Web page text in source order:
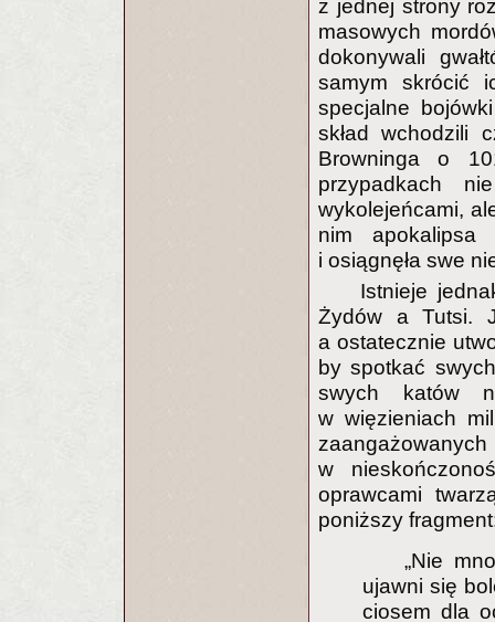
z jednej strony
masowych
dokonywali
samym skrócić
specjalne
skład wchodzili
Browninga o
przypadkach
wykolejeńcami,
nim apokalipsa
i osiągnęła swe
Istnieje
Żydów a Tutsi.
a ostatecznie
by spotkać
swych katów
w więzieniach
w
oprawcami
poniższy
„Nie
ujawni się
ciosem dla